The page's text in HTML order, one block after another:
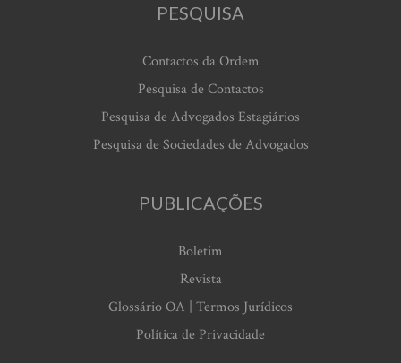
PESQUISA
Contactos da Ordem
Pesquisa de Contactos
Pesquisa de Advogados Estagiários
Pesquisa de Sociedades de Advogados
PUBLICAÇÕES
Boletim
Revista
Glossário OA | Termos Jurídicos
Política de Privacidade